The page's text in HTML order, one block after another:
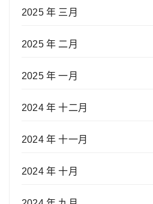
2025 年 三月
2025 年 二月
2025 年 一月
2024 年 十二月
2024 年 十一月
2024 年 十月